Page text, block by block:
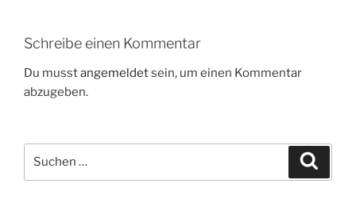
Schreibe einen Kommentar
Du musstangemeldetsein, um einen Kommentar
abzugeben.
nach: